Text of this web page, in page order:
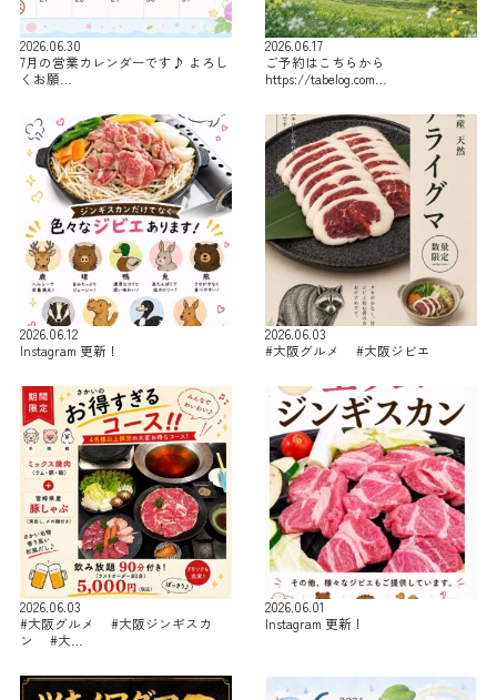
2026.06.30
7月の営業カレンダーです♪ よろし
くお願…
2026.06.17
ご予約はこちらから
https://tabelog.com…
2026.06.12
Instagram 更新！
2026.06.03
#大阪グルメ #大阪ジビエ
2026.06.03
#大阪グルメ #大阪ジンギスカ
ン #大…
2026.06.01
Instagram 更新！